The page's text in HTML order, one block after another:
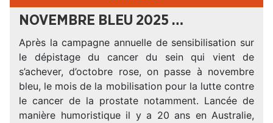
NOVEMBRE BLEU 2025 …
Après la campagne annuelle de sensibilisation sur
le dépistage du cancer du sein qui vient de
s’achever, d’octobre rose, on passe à novembre
bleu, le mois de la mobilisation pour la lutte contre
le cancer de la prostate notamment. Lancée de
manière humoristique il y a 20 ans en Australie,